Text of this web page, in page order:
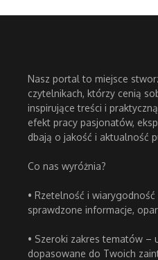
Nasz portal to miejsce
czytelnikach, którzy cenią
inspirujące treści i
efekt pracy pasjonatów,
dbają o jakość i aktualność
Co nas wyróżnia?
• Rzetelność i
sprawdzone informacje,
• Szeroki zakres tematów –
dopasowane do Twoich